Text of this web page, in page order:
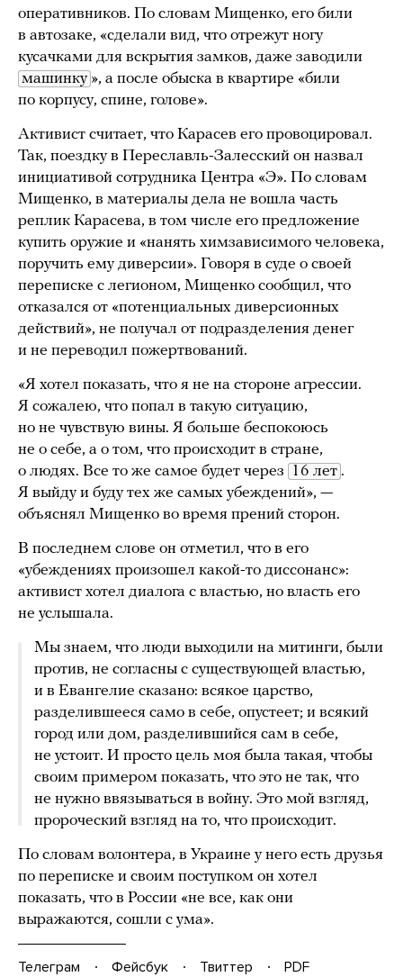
оперативников. По словам Мищенко, его били
в автозаке, «сделали вид, что отрежут ногу
кусачками для вскрытия замков, даже заводили
машинку », а после обыска в квартире «били
по корпусу, спине, голове».
Активист считает, что Карасев его провоцировал.
Так, поездку в Переславль-Залесский он назвал
инициативой сотрудника Центра «Э». По словам
Мищенко, в материалы дела не вошла часть
реплик Карасева, в том числе его предложение
купить оружие и «нанять химзависимого человека,
поручить ему диверсии». Говоря в суде о своей
переписке с легионом, Мищенко сообщил, что
отказался от «потенциальных диверсионных
действий», не получал от подразделения денег
и не переводил пожертвований.
«Я хотел показать, что я не на стороне агрессии.
Я сожалею, что попал в такую ситуацию,
но не чувствую вины. Я больше беспокоюсь
не о себе, а о том, что происходит в стране,
о людях. Все то же самое будет через 16 лет .
Я выйду и буду тех же самых убеждений», —
объяснял Мищенко во время прений сторон.
В последнем слове он отметил, что в его
«убеждениях произошел какой-то диссонанс»:
активист хотел диалога с властью, но власть его
не услышала.
Мы знаем, что люди выходили на митинги, были
против, не согласны с существующей властью,
и в Евангелие сказано: всякое царство,
разделившееся само в себе, опустеет; и всякий
город или дом, разделившийся сам в себе,
не устоит. И просто цель моя была такая, чтобы
своим примером показать, что это не так, что
не нужно ввязываться в войну. Это мой взгляд,
пророческий взгляд на то, что происходит.
По словам волонтера, в Украине у него есть друзья
по переписке и своим поступком он хотел
показать, что в России «не все, как они
выражаются, сошли с ума».
Телеграм Фейсбук Твиттер
PDF